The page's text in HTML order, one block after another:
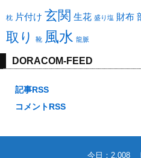
枕 片付け 玄関 生花 盛り塩 財布
取り
靴 風水 龍脈
DORACOM-FEED
記事RSS
コメントRSS
今日：2,008